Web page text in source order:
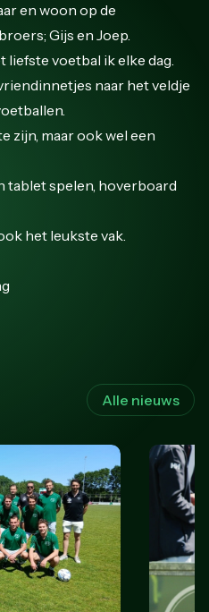
en woon op de
Gijs en Joep.
liefste voetbal ik elke dag.
naar het veldje
zijn, maar ook wel een
tablet spelen, hoverboard
het leukste vak.
Alle nieuws